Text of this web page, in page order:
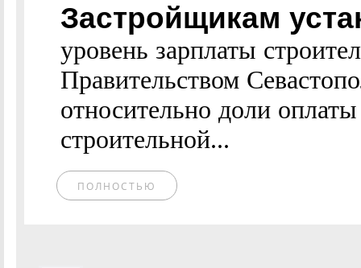
Застройщикам
уровень зарплаты
Правительством
относительно доли
строительной...
ПОЛНОСТЬЮ